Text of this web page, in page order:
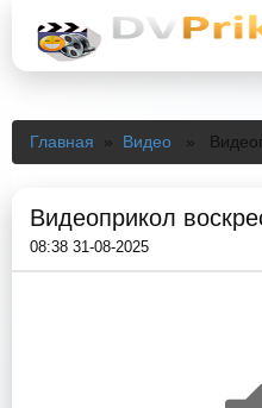
Главная » Видео »
Видеоприкол
08:38 31-08-2025